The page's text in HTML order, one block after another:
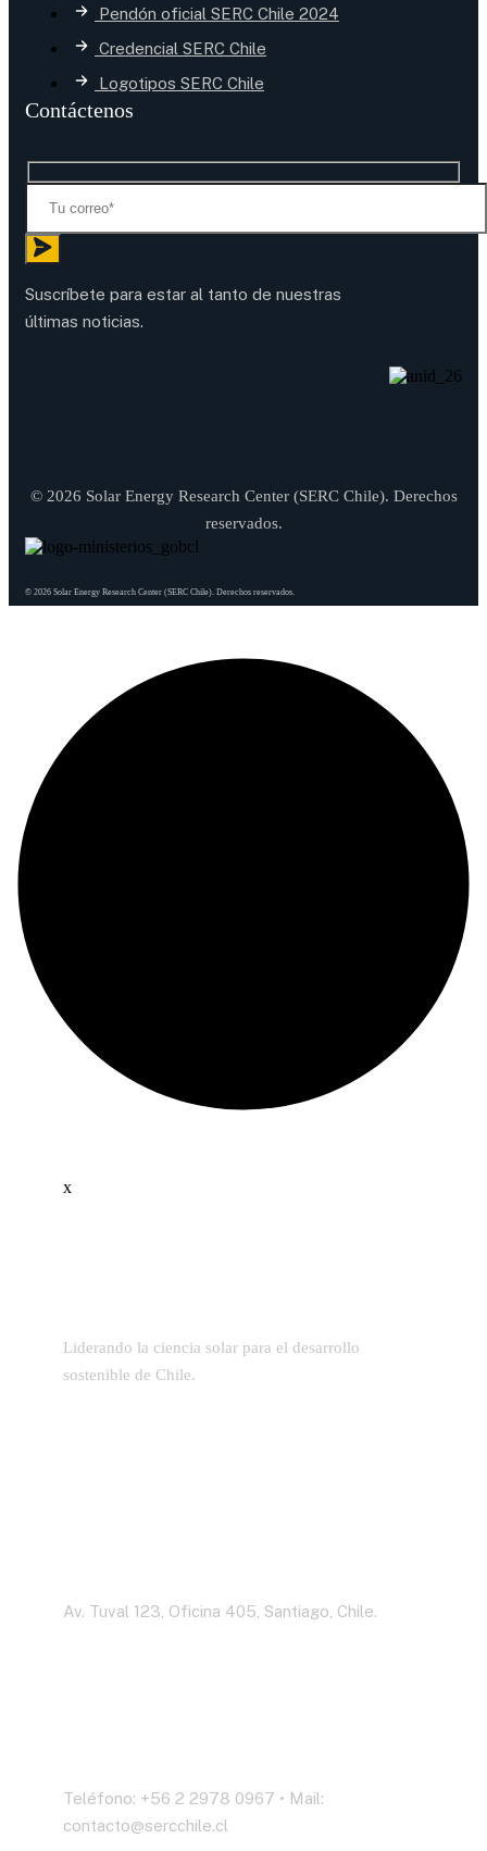
Pendón oficial SERC Chile 2024
Credencial SERC Chile
Logotipos SERC Chile
Contáctenos
Suscríbete para estar al tanto de nuestras
últimas noticias.
© 2026 Solar Energy Research Center (SERC Chile). Derechos
reservados.
© 2026 Solar Energy Research Center (SERC Chile). Derechos reservados.
x
Liderando la ciencia solar para el desarrollo
sostenible de Chile.
Av. Tuval 123, Oficina 405, Santiago, Chile.
Teléfono: +56 2 2978 0967 • Mail:
contacto@sercchile.cl